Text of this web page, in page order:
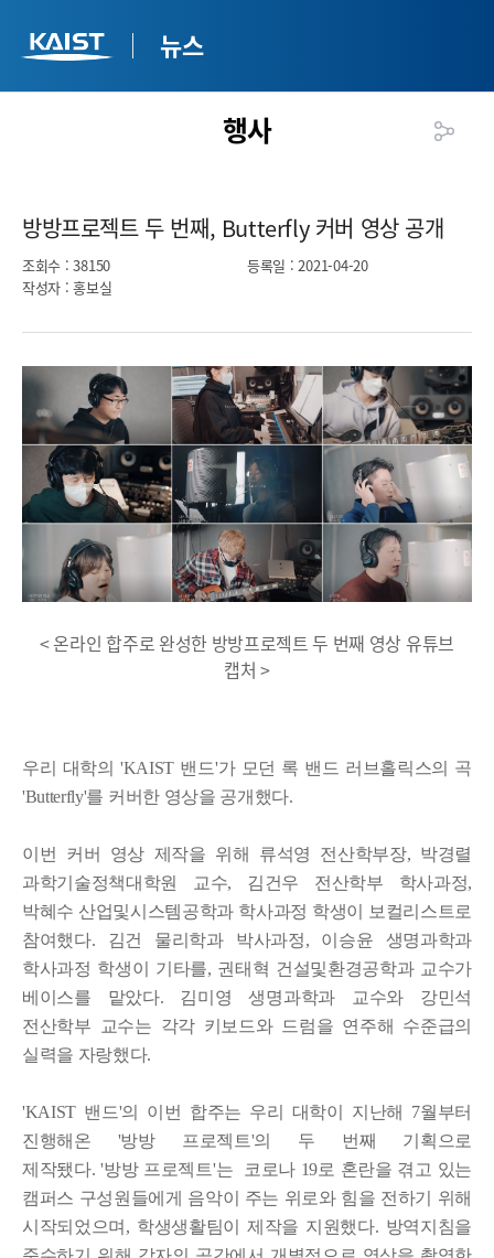
뉴스
행사
방방프로젝트 두 번째, Butterfly 커버 영상 공개​
조회수 : 38150 등록일 : 2021-04-20
작성자 : 홍보실
< 온라인 합주로 완성한 방방프로젝트 두 번째 영상 유튜브
캡처 >
우리 대학의 'KAIST 밴드'가 모던 록 밴드 러브홀릭스의 곡
'Butterfly'를 커버한 영상을 공개했다.
이번 커버 영상 제작을 위해 류석영 전산학부장, 박경렬
과학기술정책대학원 교수, 김건우 전산학부 학사과정,
박혜수 산업및시스템공학과 학사과정 학생이 보컬리스트로
참여했다. 김건 물리학과 박사과정, 이승윤 생명과학과
학사과정 학생이 기타를, 권태혁 건설및환경공학과 교수가
베이스를 맡았다. 김미영 생명과학과 교수와 강민석
전산학부 교수는 각각 키보드와 드럼을 연주해 수준급의
실력을 자랑했다.
'KAIST 밴드'의 이번 합주는 우리 대학이 지난해 7월부터
진행해온 '방방 프로젝트'의 두 번째 기획으로
제작됐다.'방방 프로젝트'는 코로나 19로 혼란을 겪고 있는
캠퍼스 구성원들에게 음악이 주는 위로와 힘을 전하기 위해
시작되었으며, 학생생활팀이 제작을 지원했다. 방역지침을